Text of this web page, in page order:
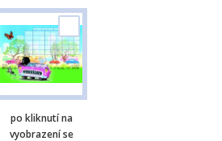
po kliknutí na
vyobrazení se